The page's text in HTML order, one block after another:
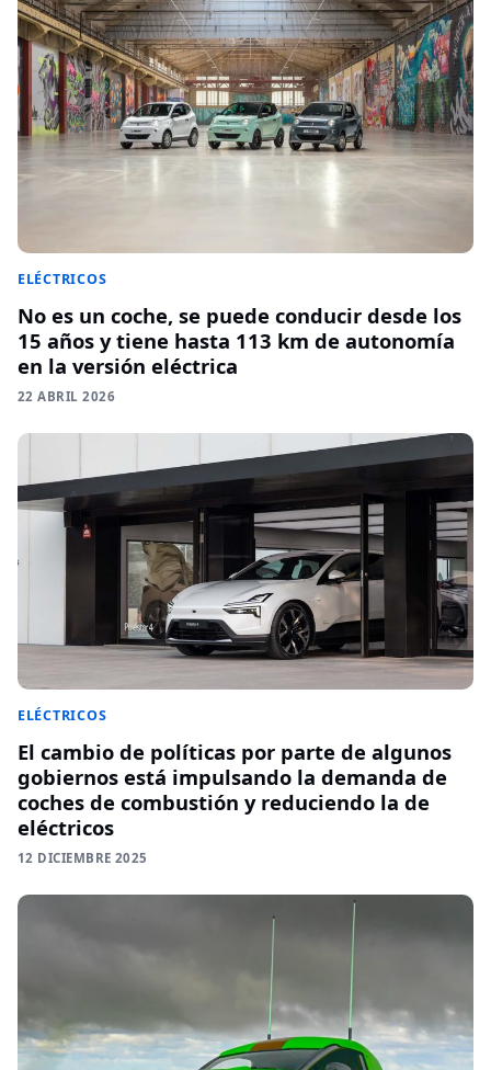
ELÉCTRICOS
No es un coche, se puede conducir desde los
15 años y tiene hasta 113 km de autonomía
en la versión eléctrica
22 ABRIL 2026
ELÉCTRICOS
El cambio de políticas por parte de algunos
gobiernos está impulsando la demanda de
coches de combustión y reduciendo la de
eléctricos
12 DICIEMBRE 2025